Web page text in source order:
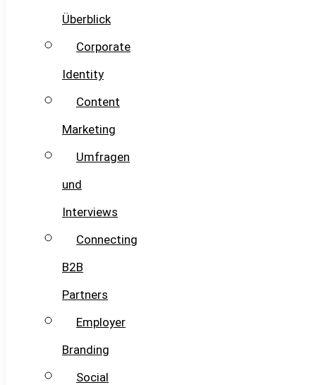
Überblick
Corporate
Identity
Content
Marketing
Umfragen
und
Interviews
Connecting
B2B
Partners
Employer
Branding
Social